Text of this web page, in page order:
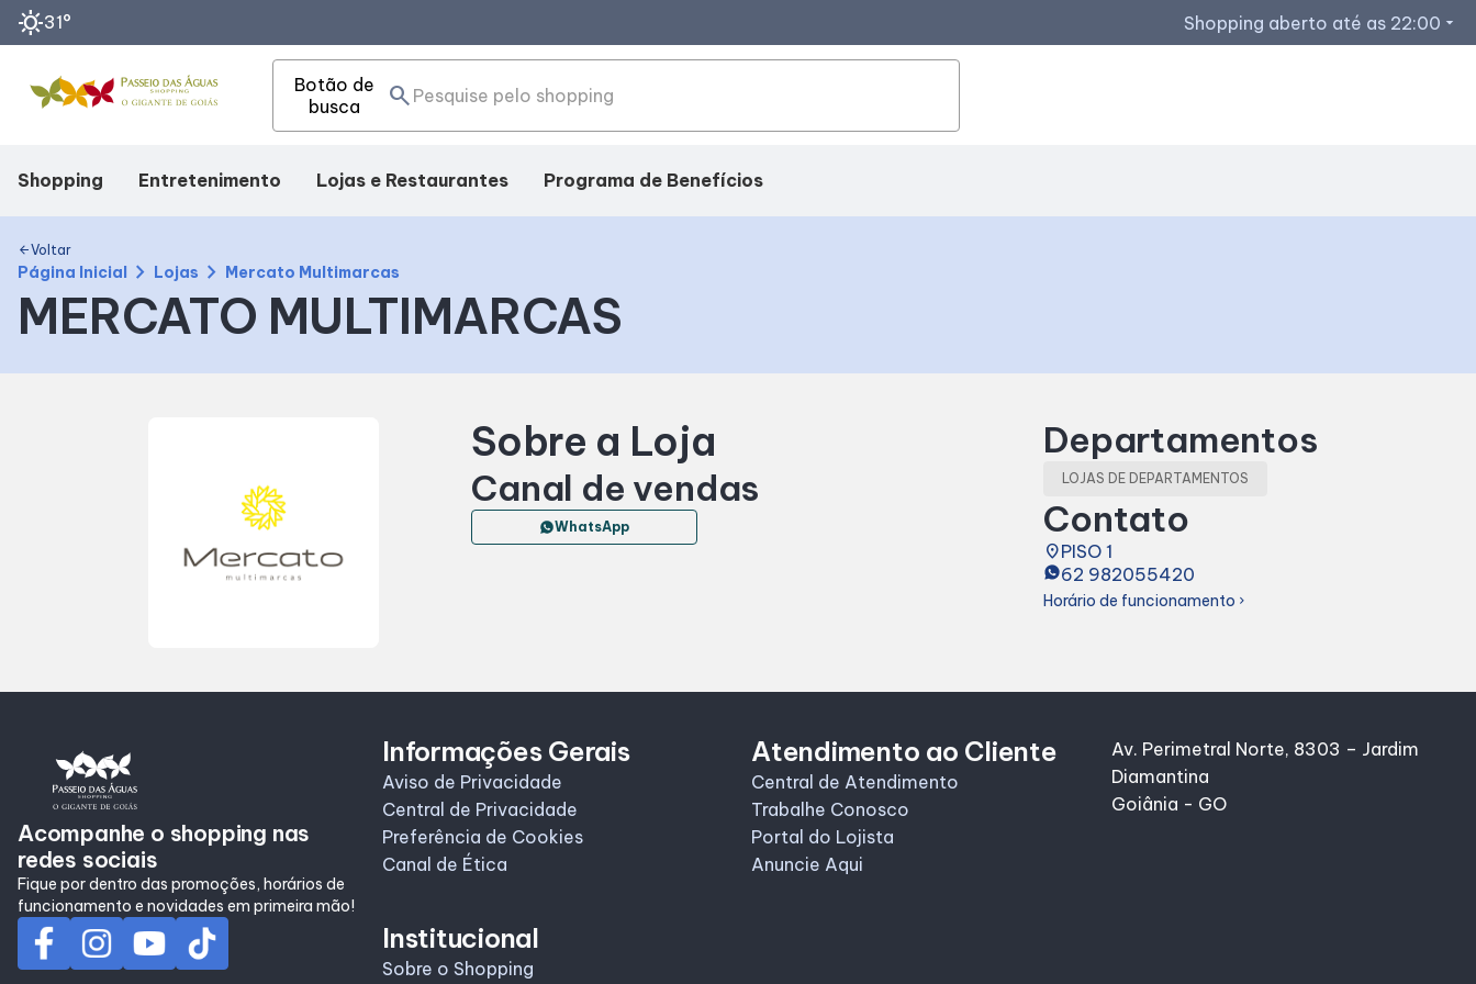
sunny31° Shopping aberto até as 22:00 arrow_drop_down
Botão de
busca
search
Shopping
Mapa Interno
Como Chegar
Facilidades
Entretenimento
Eventos
Fique Por Dentro
Lojas e Restaurantes
Alimentação
Programa de Benefícios
arrow_backVoltar
Página Inicial chevron_right Lojas chevron_right Mercato Multimarcas
MERCATO MULTIMARCAS
Sobre a Loja
Canal de vendas
WhatsApp
Departamentos
LOJAS DE DEPARTAMENTOS
Contato
placePISO 1
62 982055420
Horário de funcionamento chevron_right
Acompanhe o shopping nas
redes sociais
Fique por dentro das promoções, horários de
funcionamento e novidades em primeira mão!
Informações Gerais
Aviso de Privacidade
Central de Privacidade
Preferência de Cookies
Canal de Ética
Institucional
Sobre o Shopping
Atendimento ao Cliente
Central de Atendimento
Trabalhe Conosco
Portal do Lojista
Anuncie Aqui
Av. Perimetral Norte, 8303 – Jardim
Diamantina
Goiânia - GO